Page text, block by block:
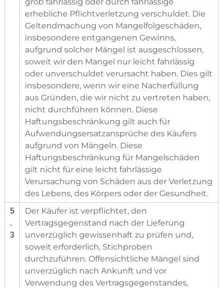
erhebliche Pflichtverletzung verschuldet. Die
Geltendmachung von Mangelfolgeschäden,
insbesondere entgangenen Gewinns,
aufgrund solcher Mängel ist ausgeschlossen,
soweit wir den Mangel nur leicht fahrlässig
oder unverschuldet verursacht haben. Dies gilt
insbesondere, wenn wir eine Nacherfüllung
aus Gründen, die wir nicht zu vertreten haben,
nicht durchführen können. Diese
Haftungsbeschränkung gilt auch für
Aufwendungsersatzansprüche des Käufers
aufgrund von Mängeln. Diese
Haftungsbeschränkung für Mangelschäden
gilt nicht für eine leicht fahrlässige
Verursachung von Schäden aus der Verletzung
des Lebens, des Körpers oder der Gesundheit.
5
.
3
Der Käufer ist verpflichtet, den
Vertragsgegenstand nach der Lieferung
unverzüglich gewissenhaft zu prüfen und,
soweit erforderlich, Stichproben
durchzuführen. Offensichtliche Mängel sind
unverzüglich nach Ankunft und vor
Verwendung des Vertragsgegenstandes,